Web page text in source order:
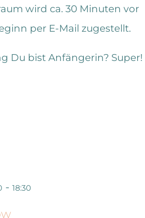
wird ca. 30 Minuten vor
per E-Mail zugestellt.
Du bist Anfängerin?
-18:30